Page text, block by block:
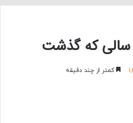
سالی که گذشت
کمتر از چند دقیقه